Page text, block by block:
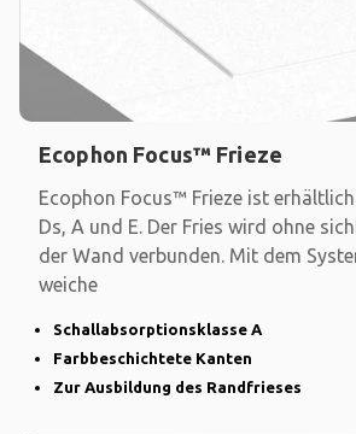
Ecophon Focus™ Frieze
Ecophon Focus™ Frieze ist
Ds, A und E. Der Fries wird ohne
der Wand verbunden. Mit dem
weiche
Schallabsorptionsklasse A
Farbbeschichtete Kanten
Zur Ausbildung des Randfrieses